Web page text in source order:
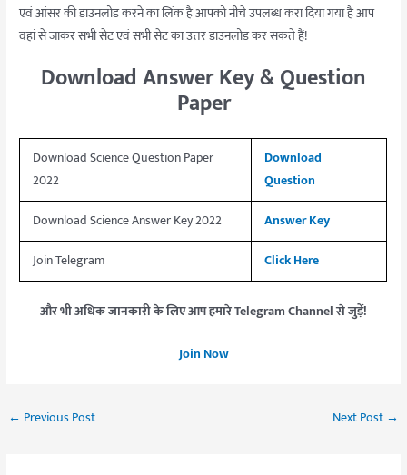
एवं आंसर की डाउनलोड करने का लिंक है आपको नीचे उपलब्ध करा दिया गया है आप
वहां से जाकर सभी सेट एवं सभी सेट का उत्तर डाउनलोड कर सकते हैं!
Download Answer Key & Question
Paper
Download Science Question Paper
2022
Download
Question
Download Science Answer Key 2022
Answer Key
Join Telegram
Click Here
और भी अधिक जानकारी के लिए आप हमारे Telegram Channel से जुड़ें!
Join Now
← Previous Post Next Post →